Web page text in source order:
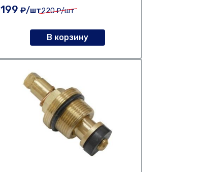
199 ₽/шт220₽/шт
В корзину